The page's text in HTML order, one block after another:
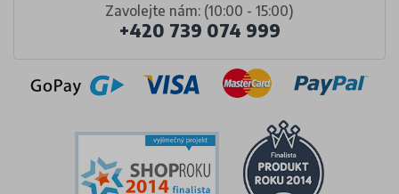
Zavolejte nám: (10:00 - 15:00)
+420 739 074 999